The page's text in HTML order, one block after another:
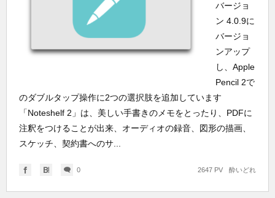
バージョ
ン 4.0.9に
バージョ
ンアップ
し、Apple
Pencil 2で
のダブルタップ操作に2つの選択肢を追加しています
「Noteshelf 2」は、美しい手書きのメモをとったり、PDFに
注釈をつけることが出来、オーディオの録音、図形の描画、
スケッチ、契約書へのサ...
0 酔いどれ
2647 PV